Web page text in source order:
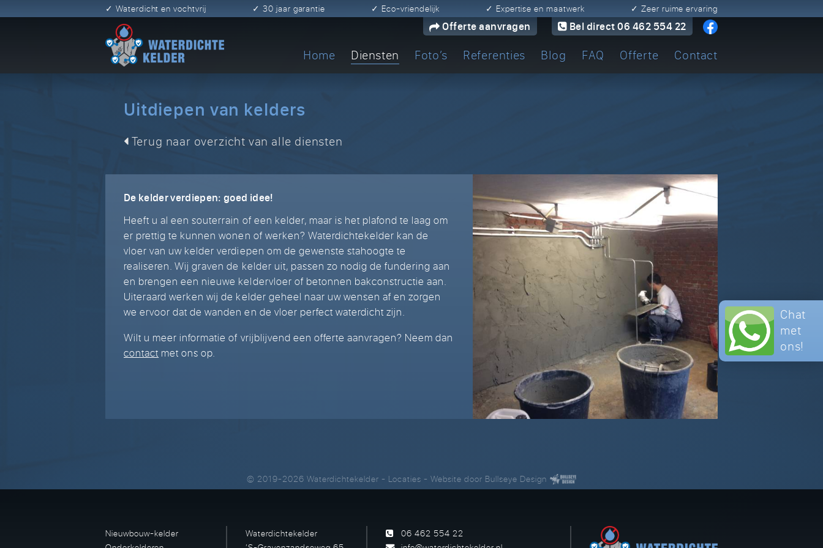
Chat
met
ons!
Bel direct 06 462 554 22
Offerte aanvragen
✓ Waterdicht en vochtvrij ✓ 30 jaar garantie ✓ Eco-vriendelijk ✓ Expertise en maatwerk ✓ Zeer ruime ervaring
Home Diensten Foto’s Referenties Blog FAQ Offerte Contact
Uitdiepen van kelders
Terug naar overzicht van alle diensten
De kelder verdiepen: goed idee!
Heeft u al een souterrain of een kelder, maar is het plafond te laag om
er prettig te kunnen wonen of werken? Waterdichtekelder kan de
vloer van uw kelder verdiepen om de gewenste stahoogte te
realiseren. Wij graven de kelder uit, passen zo nodig de fundering aan
en brengen een nieuwe keldervloer of betonnen bakconstructie aan.
Uiteraard werken wij de kelder geheel naar uw wensen af en zorgen
we ervoor dat de wanden en de vloer perfect waterdicht zijn.
Wilt u meer informatie of vrijblijvend een offerte aanvragen? Neem dan
contact met ons op.
© 2019-2026 Waterdichtekelder - Locaties - Website door Bullseye Design
Nieuwbouw-kelder
Waterdichtekelder
06 462 554 22